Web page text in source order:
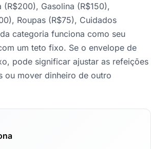
(R$200), Gasolina (R$150),
Roupas (R$75), Cuidados
categoria funciona como seu
um teto fixo. Se o envelope de
pode significar ajustar as refeições
ou mover dinheiro de outro